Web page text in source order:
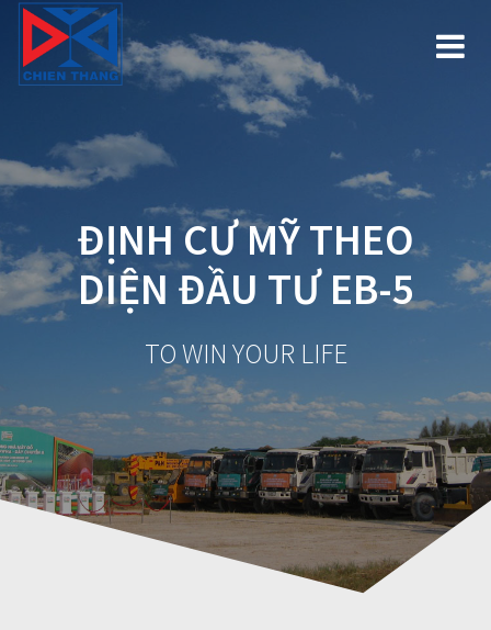
to
content
ĐỊNH CƯ MỸ THEO
DIỆN ĐẦU TƯ EB-5
TO WIN YOUR LIFE